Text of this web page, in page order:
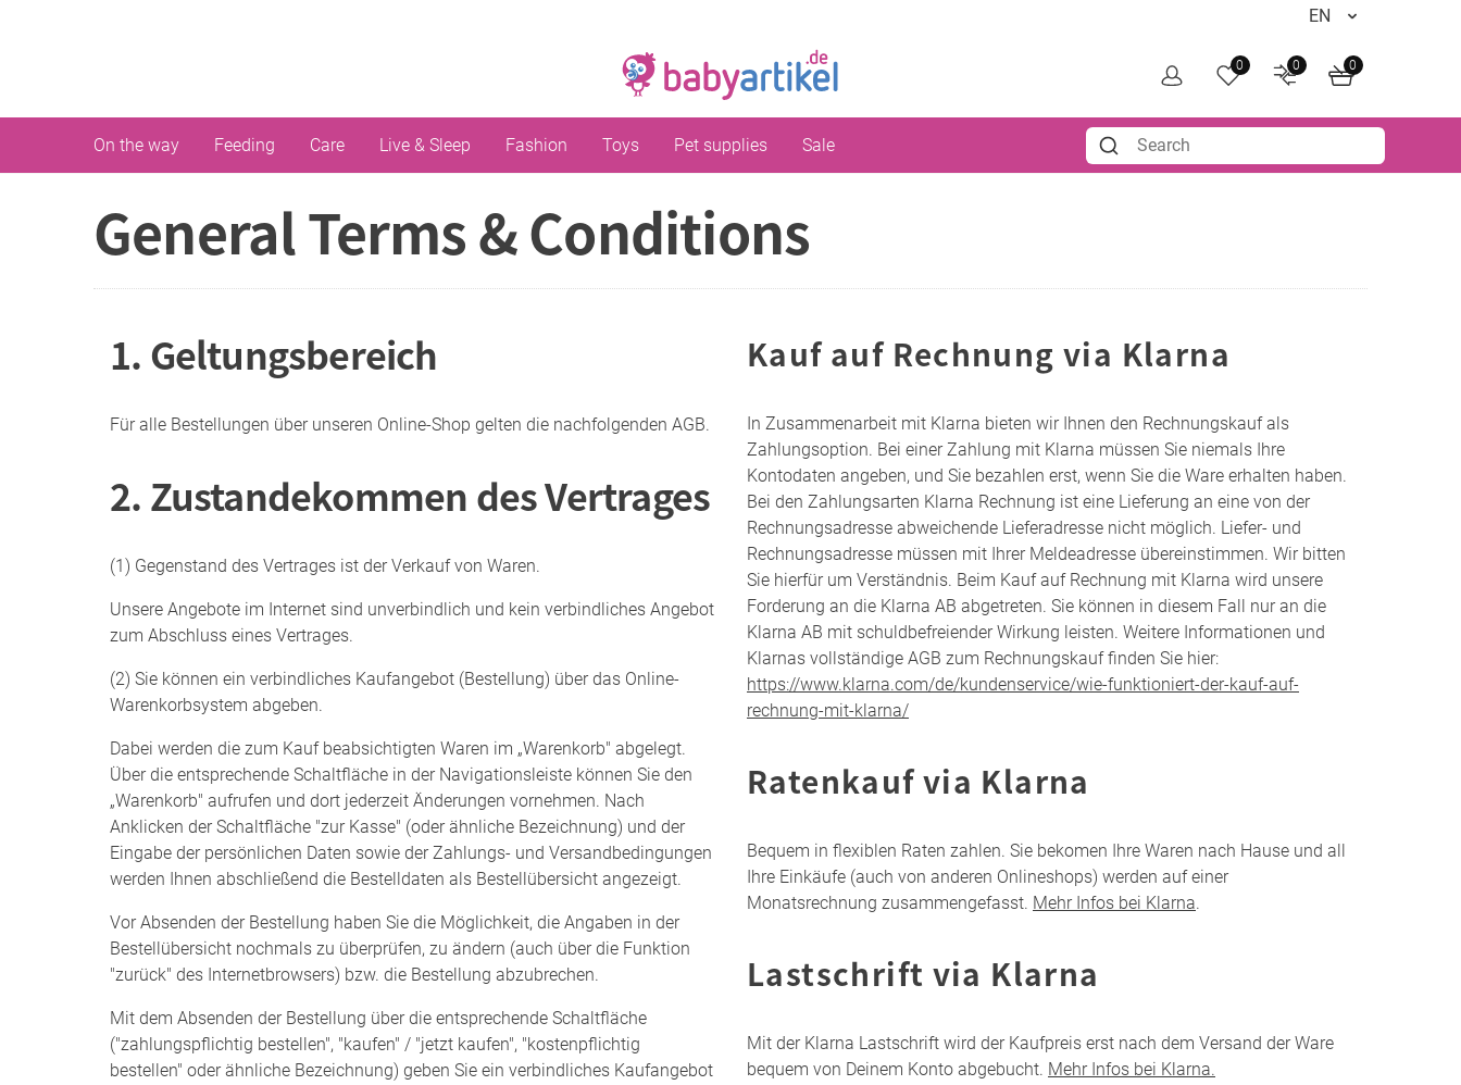
0 0 0
On the way Feeding Care Live & Sleep Fashion Toys Pet supplies Sale
General Terms & Conditions
1. Geltungsbereich
Für alle Bestellungen über unseren Online-Shop gelten die nachfolgenden AGB.
2. Zustandekommen des Vertrages
(1) Gegenstand des Vertrages ist der Verkauf von Waren.
Unsere Angebote im Internet sind unverbindlich und kein verbindliches Angebot
zum Abschluss eines Vertrages.
(2) Sie können ein verbindliches Kaufangebot (Bestellung) über das Online-
Warenkorbsystem abgeben.
Dabei werden die zum Kauf beabsichtigten Waren im „Warenkorb" abgelegt.
Über die entsprechende Schaltfläche in der Navigationsleiste können Sie den
„Warenkorb" aufrufen und dort jederzeit Änderungen vornehmen. Nach
Anklicken der Schaltfläche "zur Kasse" (oder ähnliche Bezeichnung) und der
Eingabe der persönlichen Daten sowie der Zahlungs- und Versandbedingungen
werden Ihnen abschließend die Bestelldaten als Bestellübersicht angezeigt.
Vor Absenden der Bestellung haben Sie die Möglichkeit, die Angaben in der
Bestellübersicht nochmals zu überprüfen, zu ändern (auch über die Funktion
"zurück" des Internetbrowsers) bzw. die Bestellung abzubrechen.
Mit dem Absenden der Bestellung über die entsprechende Schaltfläche
("zahlungspflichtig bestellen", "kaufen" / "jetzt kaufen", "kostenpflichtig
bestellen" oder ähnliche Bezeichnung) geben Sie ein verbindliches Kaufangebot
Kauf auf Rechnung via Klarna
In Zusammenarbeit mit Klarna bieten wir Ihnen den Rechnungskauf als
Zahlungsoption. Bei einer Zahlung mit Klarna müssen Sie niemals Ihre
Kontodaten angeben, und Sie bezahlen erst, wenn Sie die Ware erhalten haben.
Bei den Zahlungsarten Klarna Rechnung ist eine Lieferung an eine von der
Rechnungsadresse abweichende Lieferadresse nicht möglich. Liefer- und
Rechnungsadresse müssen mit Ihrer Meldeadresse übereinstimmen. Wir bitten
Sie hierfür um Verständnis. Beim Kauf auf Rechnung mit Klarna wird unsere
Forderung an die Klarna AB abgetreten. Sie können in diesem Fall nur an die
Klarna AB mit schuldbefreiender Wirkung leisten. Weitere Informationen und
Klarnas vollständige AGB zum Rechnungskauf finden Sie hier:
https://www.klarna.com/de/kundenservice/wie-funktioniert-der-kauf-auf-
rechnung-mit-klarna/
Ratenkauf via Klarna
Bequem in flexiblen Raten zahlen. Sie bekomen Ihre Waren nach Hause und all
Ihre Einkäufe (auch von anderen Onlineshops) werden auf einer
Monatsrechnung zusammengefasst. Mehr Infos bei Klarna.
Lastschrift via Klarna
Mit der Klarna Lastschrift wird der Kaufpreis erst nach dem Versand der Ware
bequem von Deinem Konto abgebucht. Mehr Infos bei Klarna.